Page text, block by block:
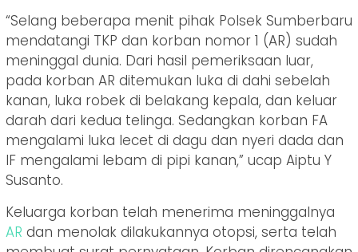
“Selang beberapa menit pihak Polsek Sumberbaru
mendatangi TKP dan korban nomor 1 (AR) sudah
meninggal dunia. Dari hasil pemeriksaan luar,
pada korban AR ditemukan luka di dahi sebelah
kanan, luka robek di belakang kepala, dan keluar
darah dari kedua telinga. Sedangkan korban FA
mengalami luka lecet di dagu dan nyeri dada dan
IF mengalami lebam di pipi kanan,” ucap Aiptu Y
Susanto.
Keluarga korban telah menerima meninggalnya
AR dan menolak dilakukannya otopsi, serta telah